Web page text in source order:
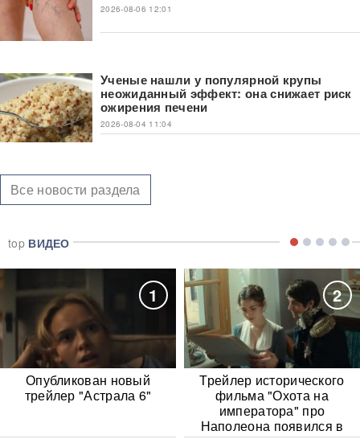
2026-08-06 12:01
Ученые нашли у популярной крупы
неожиданный эффект: она снижает риск
ожирения печени
2026-08-04 11:04
Все новости раздела
top ВИДЕО
1
Опубликован новый
трейлер "Астрала 6"
2
Трейлер исторического
фильма "Охота на
императора" про
Наполеона появился в